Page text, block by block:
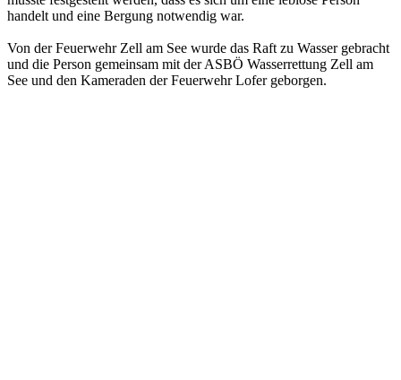
handelt und eine Bergung notwendig war.
Von der Feuerwehr Zell am See wurde das Raft zu Wasser gebracht
und die Person gemeinsam mit der ASBÖ Wasserrettung Zell am
See und den Kameraden der Feuerwehr Lofer geborgen.